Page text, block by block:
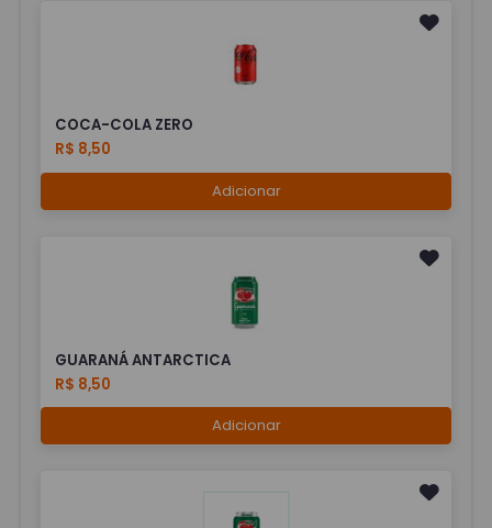
COCA-COLA ZERO
R$ 8,50
Adicionar
GUARANÁ ANTARCTICA
R$ 8,50
Adicionar